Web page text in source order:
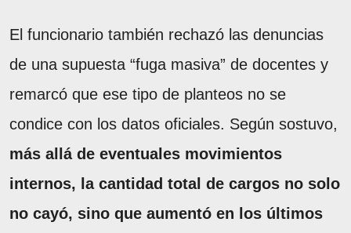
El funcionario también rechazó las denuncias
de una supuesta “fuga masiva” de docentes y
remarcó que ese tipo de planteos no se
condice con los datos oficiales. Según sostuvo,
más allá de eventuales movimientos
internos, la cantidad total de cargos no solo
no cayó, sino que aumentó en los últimos